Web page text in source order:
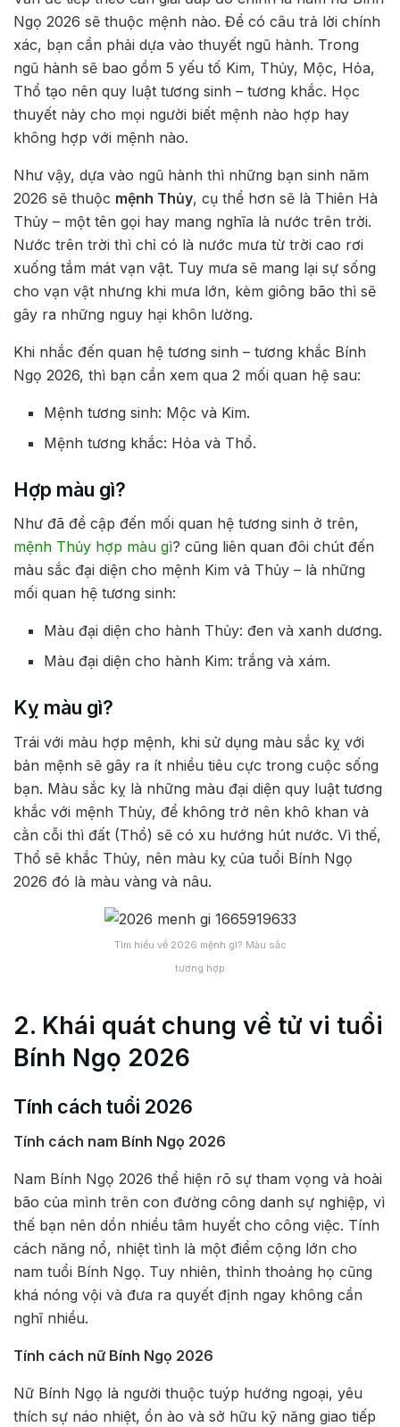
Ngọ 2026 sẽ thuộc mệnh nào. Để có câu trả lời chính
xác, bạn cần phải dựa vào thuyết ngũ hành. Trong
ngũ hành sẽ bao gồm 5 yếu tố Kim, Thủy, Mộc, Hỏa,
Thổ tạo nên quy luật tương sinh – tương khắc. Học
thuyết này cho mọi người biết mệnh nào hợp hay
không hợp với mệnh nào.
Như vậy, dựa vào ngũ hành thì những bạn sinh năm
2026 sẽ thuộc mệnh Thủy, cụ thể hơn sẽ là Thiên Hà
Thủy – một tên gọi hay mang nghĩa là nước trên trời.
Nước trên trời thì chỉ có là nước mưa từ trời cao rơi
xuống tắm mát vạn vật. Tuy mưa sẽ mang lại sự sống
cho vạn vật nhưng khi mưa lớn, kèm giông bão thì sẽ
gây ra những nguy hại khôn lường.
Khi nhắc đến quan hệ tương sinh – tương khắc Bính
Ngọ 2026, thì bạn cần xem qua 2 mối quan hệ sau:
Mệnh tương sinh: Mộc và Kim.
Mệnh tương khắc: Hỏa và Thổ.
Hợp màu gì?
Như đã đề cập đến mối quan hệ tương sinh ở trên,
mệnh Thủy hợp màu gì? cũng liên quan đôi chút đến
màu sắc đại diện cho mệnh Kim và Thủy – là những
mối quan hệ tương sinh:
Màu đại diện cho hành Thủy: đen và xanh dương.
Màu đại diện cho hành Kim: trắng và xám.
Kỵ màu gì?
Trái với màu hợp mệnh, khi sử dụng màu sắc kỵ với
bản mệnh sẽ gây ra ít nhiều tiêu cực trong cuộc sống
bạn. Màu sắc kỵ là những màu đại diện quy luật tương
khắc với mệnh Thủy, để không trở nên khô khan và
cằn cỗi thì đất (Thổ) sẽ có xu hướng hút nước. Vì thế,
Thổ sẽ khắc Thủy, nên màu kỵ của tuổi Bính Ngọ
2026 đó là màu vàng và nâu.
Tìm hiểu về 2026 mệnh gì? Màu sắc
tương hợp
2. Khái quát chung về tử vi tuổi
Bính Ngọ 2026
Tính cách tuổi 2026
Tính cách nam Bính Ngọ 2026
Nam Bính Ngọ 2026 thể hiện rõ sự tham vọng và hoài
bão của mình trên con đường công danh sự nghiệp, vì
thế bạn nên dồn nhiều tâm huyết cho công việc. Tính
cách năng nổ, nhiệt tình là một điểm cộng lớn cho
nam tuổi Bính Ngọ. Tuy nhiên, thỉnh thoảng họ cũng
khá nóng vội và đưa ra quyết định ngay không cần
nghĩ nhiều.
Tính cách nữ Bính Ngọ 2026
Nữ Bính Ngọ là người thuộc tuýp hướng ngoại, yêu
thích sự náo nhiệt, ồn ào và sở hữu kỹ năng giao tiếp